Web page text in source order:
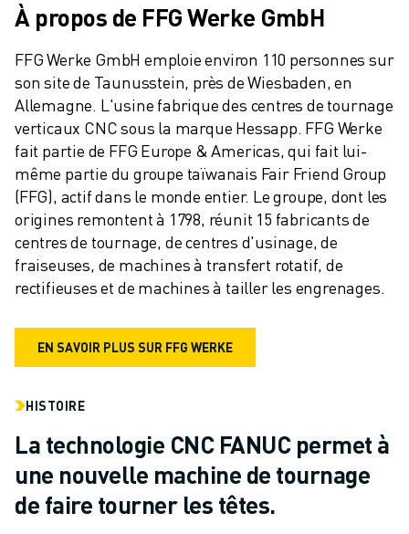
À propos de FFG Werke GmbH
FFG Werke GmbH emploie environ 110 personnes sur
son site de Taunusstein, près de Wiesbaden, en
Allemagne. L'usine fabrique des centres de tournage
verticaux CNC sous la marque Hessapp. FFG Werke
fait partie de FFG Europe & Americas, qui fait lui-
même partie du groupe taïwanais Fair Friend Group
(FFG), actif dans le monde entier. Le groupe, dont les
origines remontent à 1798, réunit 15 fabricants de
centres de tournage, de centres d'usinage, de
fraiseuses, de machines à transfert rotatif, de
rectifieuses et de machines à tailler les engrenages.
EN SAVOIR PLUS SUR FFG WERKE
HISTOIRE
La technologie CNC FANUC permet à
une nouvelle machine de tournage
de faire tourner les têtes.